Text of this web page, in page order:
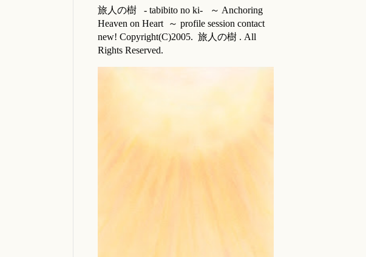
旅人の樹 - tabibito no ki- ～ Anchoring
Heaven on Heart ～ profile session contact
new! Copyright(C)2005. 旅人の樹 . All
Rights Reserved.